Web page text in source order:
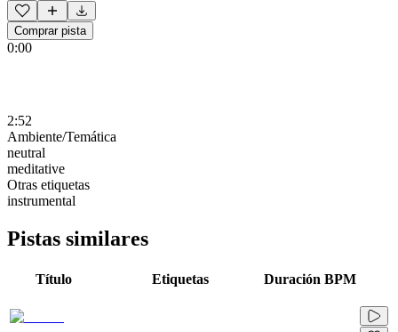
Comprar pista
0:00
2:52
Ambiente/Temática
neutral
meditative
Otras etiquetas
instrumental
Pistas similares
Título Etiquetas Duración BPM